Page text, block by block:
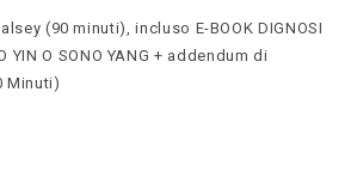
(90 minuti), incluso E-BOOK DIGNOSI
YIN O SONO YANG + addendum di
Minuti)